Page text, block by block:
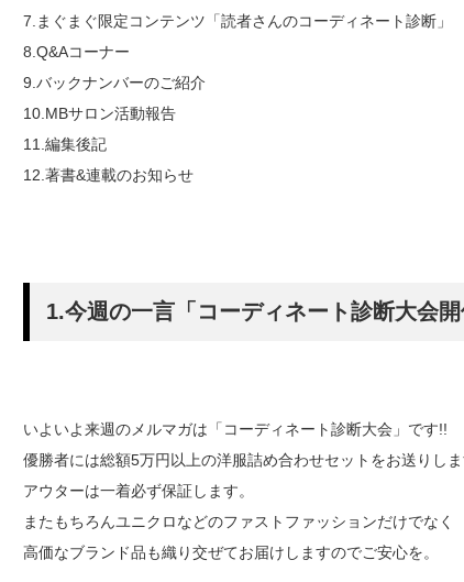
7.まぐまぐ限定コンテンツ「読者さんのコーディネート診断」
8.Q&Aコーナー
9.バックナンバーのご紹介
10.MBサロン活動報告
11.編集後記
12.著書&連載のお知らせ
1.今週の一言「コーディネート診断大会
いよいよ来週のメルマガは「コーディネート診断大会」です!!
優勝者には総額5万円以上の洋服詰め合わせセットをお送りし
アウターは一着必ず保証します。
またもちろんユニクロなどのファストファッションだけでなく
高価なブランド品も織り交ぜてお届けしますのでご安心を。